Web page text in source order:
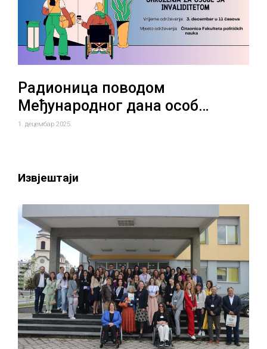
Радионица поводом
Међународног дана особ…
1. децембар 2025.
Извјештаји